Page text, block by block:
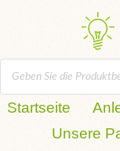
Startseite
Unsere